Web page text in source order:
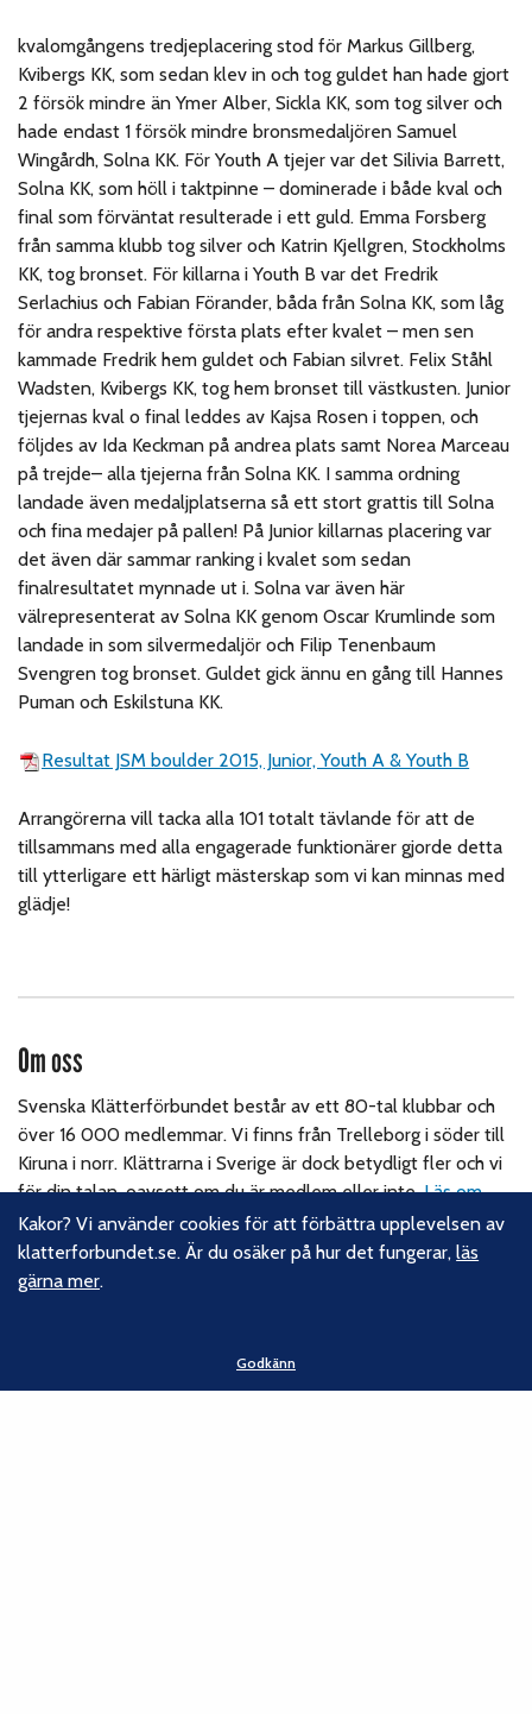
kvalomgångens tredjeplacering stod för Markus Gillberg,
Kvibergs KK, som sedan klev in och tog guldet han hade gjort
2 försök mindre än Ymer Alber, Sickla KK, som tog silver och
hade endast 1 försök mindre bronsmedaljören Samuel
Wingårdh, Solna KK. För Youth A tjejer var det Silivia Barrett,
Solna KK, som höll i taktpinne – dominerade i både kval och
final som förväntat resulterade i ett guld. Emma Forsberg
från samma klubb tog silver och Katrin Kjellgren, Stockholms
KK, tog bronset. För killarna i Youth B var det Fredrik
Serlachius och Fabian Förander, båda från Solna KK, som låg
för andra respektive första plats efter kvalet – men sen
kammade Fredrik hem guldet och Fabian silvret. Felix Ståhl
Wadsten, Kvibergs KK, tog hem bronset till västkusten. Junior
tjejernas kval o final leddes av Kajsa Rosen i toppen, och
följdes av Ida Keckman på andrea plats samt Norea Marceau
på trejde– alla tjejerna från Solna KK. I samma ordning
landade även medaljplatserna så ett stort grattis till Solna
och fina medajer på pallen! På Junior killarnas placering var
det även där sammar ranking i kvalet som sedan
finalresultatet mynnade ut i. Solna var även här
välrepresenterat av Solna KK genom Oscar Krumlinde som
landade in som silvermedaljör och Filip Tenenbaum
Svengren tog bronset. Guldet gick ännu en gång till Hannes
Puman och Eskilstuna KK.
Resultat JSM boulder 2015, Junior, Youth A & Youth B
Arrangörerna vill tacka alla 101 totalt tävlande för att de
tillsammans med alla engagerade funktionärer gjorde detta
till ytterligare ett härligt mästerskap som vi kan minnas med
glädje!
Om oss
Svenska Klätterförbundet består av ett 80-tal klubbar och
över 16 000 medlemmar. Vi finns från Trelleborg i söder till
Kiruna i norr. Klättrarna i Sverige är dock betydligt fler och vi
för din talan, oavsett om du är medlem eller inte.Läs om
vårt hållbarhetsarbete.
Följ oss
Linkedin
Kakor? Vi använder cookies för att förbättra upplevelsen av
klatterforbundet.se. Är du osäker på hur det fungerar,läs
gärna mer.
Godkänn